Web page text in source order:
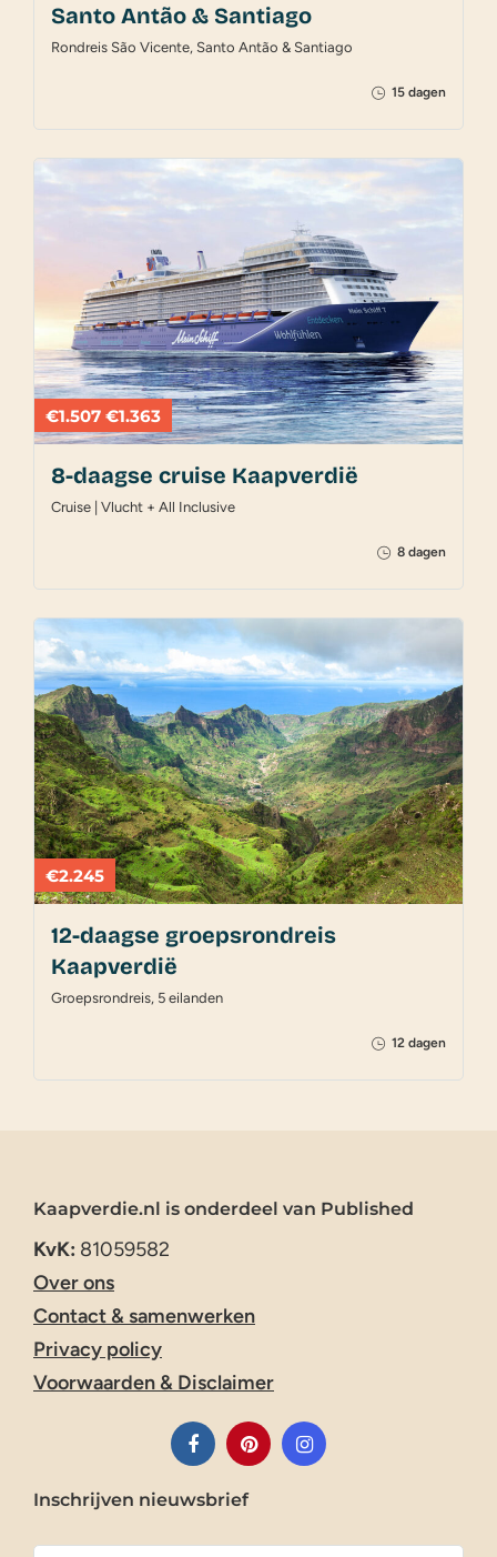
Santo Antão & Santiago
Rondreis São Vicente, Santo Antão & Santiago
15 dagen
€1.507 €1.363
8-daagse cruise Kaapverdië
Cruise | Vlucht + All Inclusive
8 dagen
€2.245
12-daagse groepsrondreis
Kaapverdië
Groepsrondreis, 5 eilanden
12 dagen
Kaapverdie.nl is onderdeel van Published
KvK: 81059582
Over ons
Contact & samenwerken
Privacy policy
Voorwaarden & Disclaimer
Inschrijven nieuwsbrief